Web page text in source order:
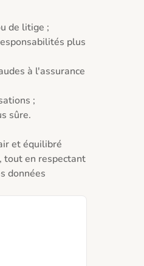
de litige ;
plus
à l'assurance
;
sûre.
et équilibré
tout en respectant
données